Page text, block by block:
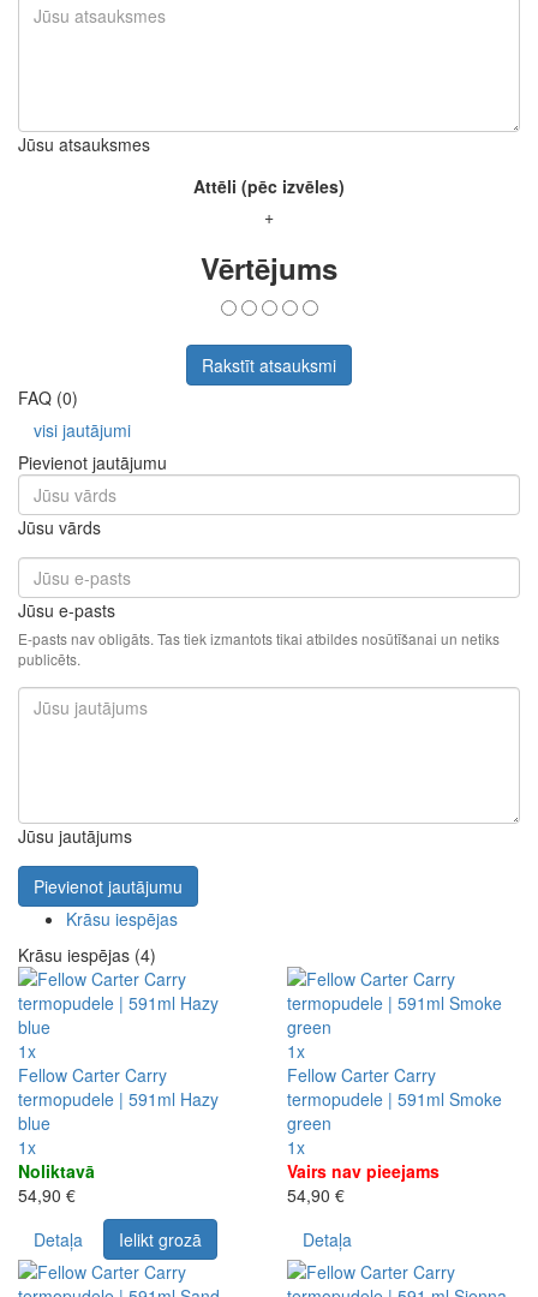
Jūsu atsauksmes
Attēli (pēc izvēles)
+
Vērtējums
Rakstīt atsauksmi
FAQ (0)
visi jautājumi
Pievienot jautājumu
Jūsu vārds
Jūsu e-pasts
E-pasts nav obligāts. Tas tiek izmantots tikai atbildes nosūtīšanai un netiks
publicēts.
Jūsu jautājums
Pievienot jautājumu
Krāsu iespējas
Krāsu iespējas (4)
1x
Fellow Carter Carry
termopudele | 591ml Hazy
blue
1x
Noliktavā
54,90 €
Detaļa
Ielikt grozā
1x
Fellow Carter Carry
termopudele | 591ml Smoke
green
1x
Vairs nav pieejams
54,90 €
Detaļa